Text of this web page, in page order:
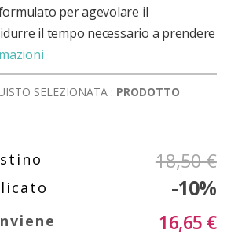
per agevolare il
il tempo necessario a prendere
SELEZIONATA : PRODOTTO
18,50 €
-10%
16,65 €